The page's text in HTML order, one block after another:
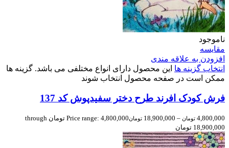
ناموجود
مقایسه
افزودن به علاقه مندی
انتخاب گزینه ها این محصول دارای انواع مختلفی می باشد. گزینه ها
ممکن است در صفحه محصول انتخاب شوند
فرش کودک افرند طرح دختر سفیدپوش کد 137
4,800,000 تومان –
18,900,000 تومان
Price range: 4,800,000 تومان through
18,900,000 تومان